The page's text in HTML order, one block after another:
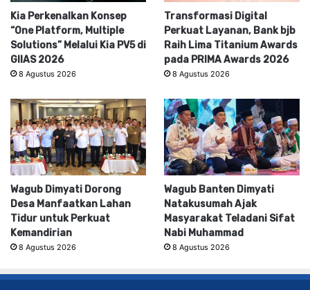
Kia Perkenalkan Konsep
“One Platform, Multiple
Solutions” Melalui Kia PV5 di
GIIAS 2026
8 Agustus 2026
Transformasi Digital
Perkuat Layanan, Bank bjb
Raih Lima Titanium Awards
pada PRIMA Awards 2026
8 Agustus 2026
Wagub Dimyati Dorong
Desa Manfaatkan Lahan
Tidur untuk Perkuat
Kemandirian
8 Agustus 2026
Wagub Banten Dimyati
Natakusumah Ajak
Masyarakat Teladani Sifat
Nabi Muhammad
8 Agustus 2026